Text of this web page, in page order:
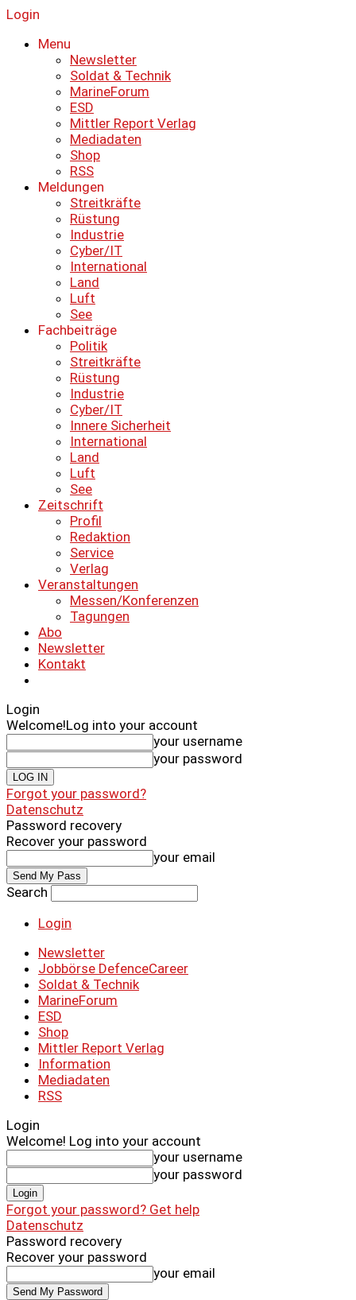
Login
Menu
Newsletter
Soldat & Technik
MarineForum
ESD
Mittler Report Verlag
Mediadaten
Shop
RSS
Meldungen
Streitkräfte
Rüstung
Industrie
Cyber/IT
International
Land
Luft
See
Fachbeiträge
Politik
Streitkräfte
Rüstung
Industrie
Cyber/IT
Innere Sicherheit
International
Land
Luft
See
Zeitschrift
Profil
Redaktion
Service
Verlag
Veranstaltungen
Messen/Konferenzen
Tagungen
Abo
Newsletter
Kontakt
Login
Welcome!Log into your account
your username
your password
Forgot your password?
Datenschutz
Password recovery
Recover your password
your email
Search
Login
Newsletter
Jobbörse DefenceCareer
Soldat & Technik
MarineForum
ESD
Shop
Mittler Report Verlag
Information
Mediadaten
RSS
Login
Welcome! Log into your account
your username
your password
Forgot your password? Get help
Datenschutz
Password recovery
Recover your password
your email